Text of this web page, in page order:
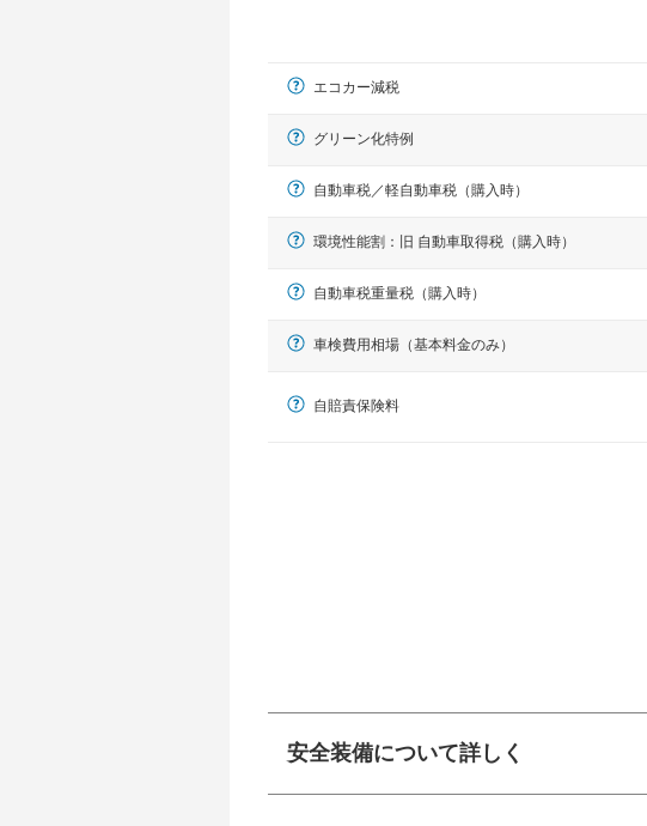
エコカー減税
グリーン化特例
自動車税／軽自動車税（購入時）
環境性能割：旧 自動車取得税（購入時）
自動車税重量税（購入時）
車検費用相場（基本料金のみ）
自賠責保険料
安全装備について詳しく